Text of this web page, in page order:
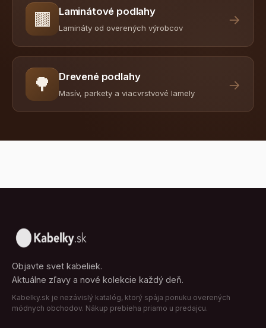
🟫 Laminátové podlahy
Lamináty od overených výrobcov
→
🌳 Drevené podlahy
Masív, parkety a viacvrstvové lamely
→
Objavte svet kabeliek.
Aktuálne zľavy a nové kolekcie každý deň.
Kabelky.sk je nezávislý katalóg, ktorý spája ponuku overených
módnych obchodov. Nákup prebieha priamo u predajcu.